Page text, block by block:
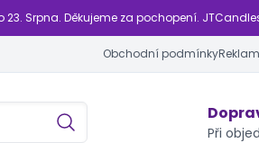
Srpna. Děkujeme za pochopení. JTCandles
Obchodní podmínky
Při